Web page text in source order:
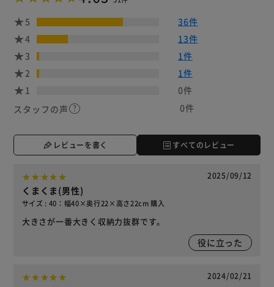
5
36件
4
13件
3
1件
2
1件
1
0件
スタッフの声
0件
レビューを書く すべてのレビュー
2025/09/12
くまくま(男性)
サイズ : 40：幅40×奥行22×高さ22cm 購入
大きさが一番大きく収納力抜群です。
役に立った
2024/02/21